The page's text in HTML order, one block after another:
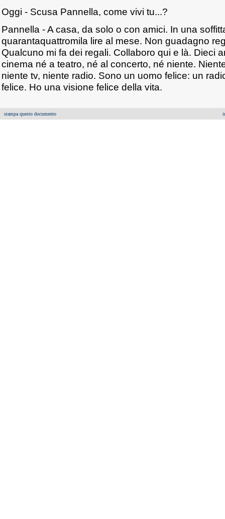
Oggi - Scusa Pannella, come vivi tu...?
Pannella - A casa, da solo o con amici. In una
quarantaquattromila lire al mese. Non guadagno
Qualcuno mi fa dei regali. Collaboro qui e là. Dieci
cinema né a teatro, né al concerto, né niente.
niente tv, niente radio. Sono un uomo felice: un
felice. Ho una visione felice della vita.
stampa questo documento